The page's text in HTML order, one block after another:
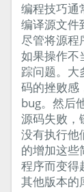
编程技巧通
编译源文件
尽管将源程
如果操作不
踪问题。大
码的挫败感
bug。然后
源码失败，
没有执行他
的增加这些
程序而变得
其他版本的